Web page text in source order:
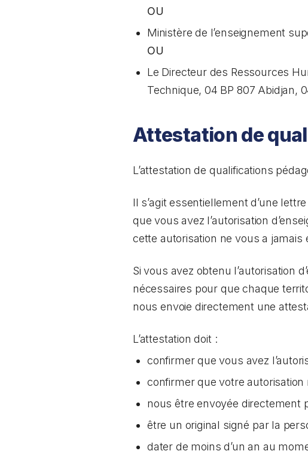
OU
Ministère de l’enseignement
OU
Le Directeur des Ressources
Technique, 04 BP 807 Abidjan,
Attestation de
L’attestation de qualifications
Il s’agit essentiellement d’une
que vous avez l’autorisation
cette autorisation ne vous a
Si vous avez obtenu l’autorisation
nécessaires pour que chaque
nous envoie directement une
L’attestation doit :
confirmer que vous avez
confirmer que votre autorisation
nous être envoyée directement
être un original signé par la
dater de moins d’un an au